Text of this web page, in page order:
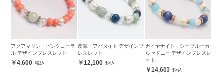
アクアマリン・ピンクコーラ
ル デザインブレスレット
4,600
翡翠・アパタイト デザインブ
レスレット
12,100
カイヤナイト・シーブルーカ
ルセドニー デザインブレスレ
ット
14,600